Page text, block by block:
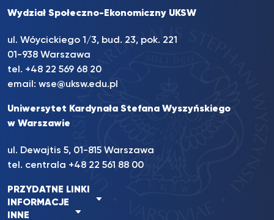
Wydział Społeczno-Ekonomiczny UKSW
ul. Wóycickiego 1/3, bud. 23, pok. 221
01-938 Warszawa
tel. +48 22 569 68 20
email: wse@uksw.edu.pl
Uniwersytet Kardynała Stefana Wyszyńskiego
w Warszawie
ul. Dewajtis 5, 01-815 Warszawa
tel. centrala +48 22 561 88 00
PRZYDATNE LINKI
INFORMACJE
INNE